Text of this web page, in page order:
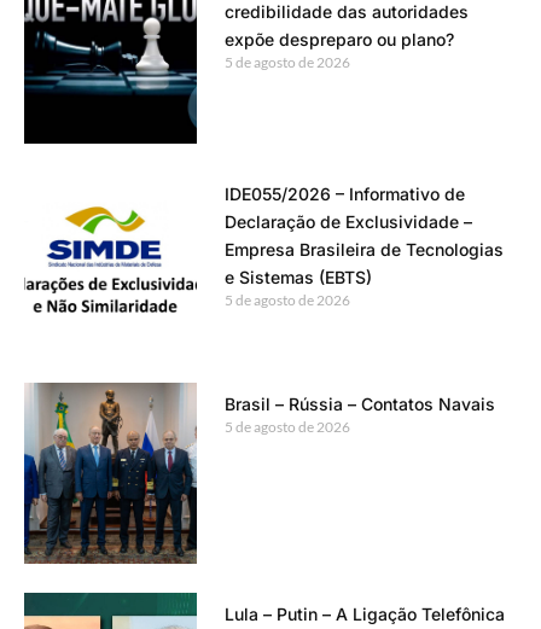
credibilidade das autoridades
expõe despreparo ou plano?
5 de agosto de 2026
IDE055/2026 – Informativo de
Declaração de Exclusividade –
Empresa Brasileira de Tecnologias
e Sistemas (EBTS)
5 de agosto de 2026
Brasil – Rússia – Contatos Navais
5 de agosto de 2026
Lula – Putin – A Ligação Telefônica